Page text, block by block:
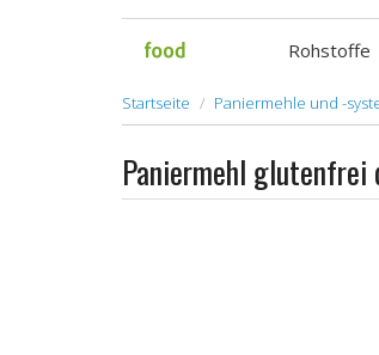
Rohstoffe
Startseite Paniermehle und -
Paniermehl glutenfrei